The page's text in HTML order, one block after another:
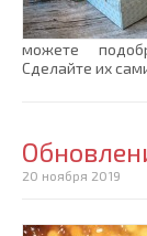
можете
Сделайте их
20 ноября 2019